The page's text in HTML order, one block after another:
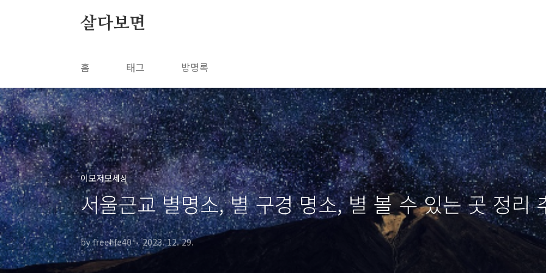
살다보면
홈 태그 방명록
이모저모세상
서울근교 별명소, 별 구경 명소, 별 볼 수 있는 곳 정리
by freelife40 2023. 12. 29.